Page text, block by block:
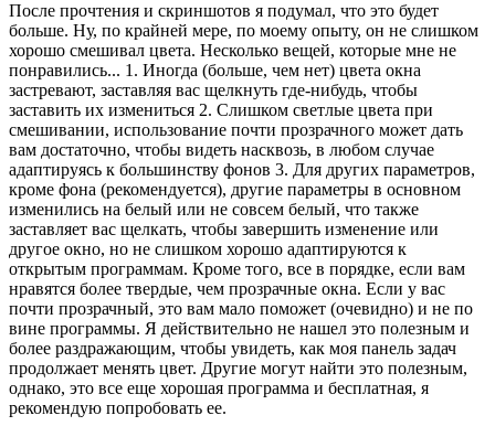
После прочтения и скриншотов я подумал, что это будет
больше. Ну, по крайней мере, по моему опыту, он не слишком
хорошо смешивал цвета. Несколько вещей, которые мне не
понравились... 1. Иногда (больше, чем нет) цвета окна
застревают, заставляя вас щелкнуть где-нибудь, чтобы
заставить их измениться 2. Слишком светлые цвета при
смешивании, использование почти прозрачного может дать
вам достаточно, чтобы видеть насквозь, в любом случае
адаптируясь к большинству фонов 3. Для других параметров,
кроме фона (рекомендуется), другие параметры в основном
изменились на белый или не совсем белый, что также
заставляет вас щелкать, чтобы завершить изменение или
другое окно, но не слишком хорошо адаптируются к
открытым программам. Кроме того, все в порядке, если вам
нравятся более твердые, чем прозрачные окна. Если у вас
почти прозрачный, это вам мало поможет (очевидно) и не по
вине программы. Я действительно не нашел это полезным и
более раздражающим, чтобы увидеть, как моя панель задач
продолжает менять цвет. Другие могут найти это полезным,
однако, это все еще хорошая программа и бесплатная, я
рекомендую попробовать ее.